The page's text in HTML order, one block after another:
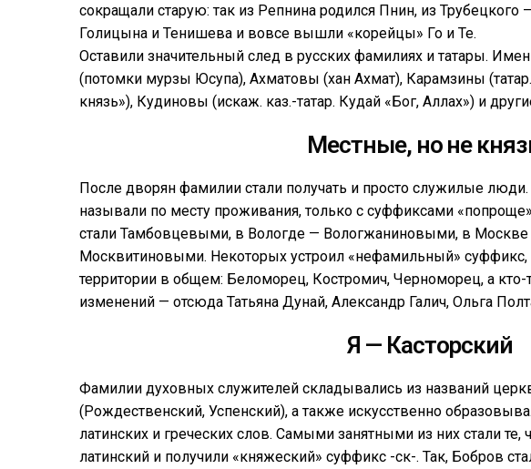
сокращали старую: так из Репнина родился Пнин, из Трубецкого
Голицына и Тенишева и вовсе вышли «корейцы» Го и Те.
Оставили значительный след в русских фамилиях и татары.
(потомки мурзы Юсупа), Ахматовы (хан Ахмат), Карамзины
князь»), Кудиновы (искаж. каз.-татар. Кудай «Бог, Аллах») и
Местные, но не
После дворян фамилии стали получать и просто служилые люди.
называли по месту проживания, только с суффиксами
стали Тамбовцевыми, в Вологде — Вологжаниновыми, в
Москвитиновыми. Некоторых устроил «нефамильный»
территории в общем: Беломорец, Костромич, Черноморец, а кто-
изменений — отсюда Татьяна Дунай, Александр Галич, Ольга
Я — Касторский
Фамилии духовных служителей складывались из названий
(Рождественский, Успенский), а также искусственно
латинских и греческих слов. Самыми занятными из них стали
латинский и получили «княжеский» суффикс -ск-. Так, Бобров